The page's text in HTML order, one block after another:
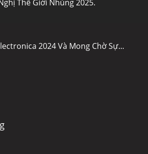
Thế Giới Nhúng 2025.
2024 Và Mong Chờ Sự...